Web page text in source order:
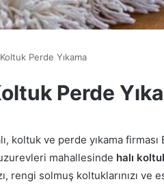
Perde Yıkama
Perde
koltuk ve perde yıkama
mahallesinde halı
rengi solmuş koltuklarınızı